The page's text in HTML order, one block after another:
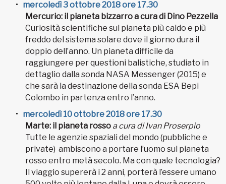
mercoledì 3 ottobre 2018 ore 17.30
Mercurio: il pianeta bizzarro a cura di Dino Pezzella
Curiosità scientifiche sul pianeta più caldo e più
freddo del sistema solare dove il giorno dura il
doppio dell’anno. Un pianeta difficile da
raggiungere per questioni balistiche, studiato in
dettaglio dalla sonda NASA Messenger (2015) e
che sarà la destinazione della sonda ESA Bepi
Colombo in partenza entro l’anno.
mercoledì 10 ottobre 2018 ore 17.30
Marte: il pianeta rosso a cura di Ivan Proserpio
Tutte le agenzie spaziali del mondo (pubbliche e
private) ambiscono a portare l’uomo sul pianeta
rosso entro metà secolo. Ma con quale tecnologia?
Il viaggio supererà i 2 anni, porterà l’essere umano